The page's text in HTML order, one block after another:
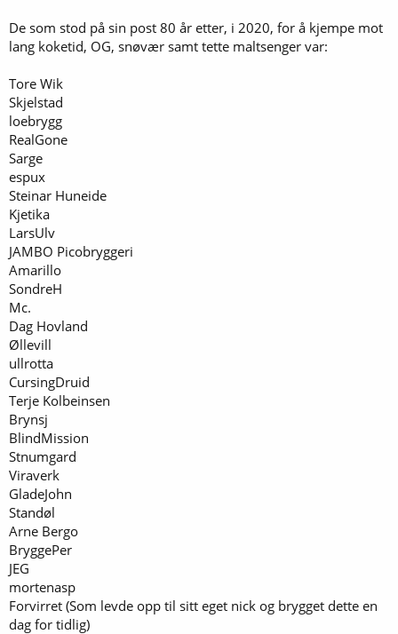
De som stod på sin post 80 år etter, i 2020, for å kjempe mot
lang koketid, OG, snøvær samt tette maltsenger var:
Tore Wik
Skjelstad
loebrygg
RealGone
Sarge
espux
Steinar Huneide
Kjetika
LarsUlv
JAMBO Picobryggeri
Amarillo
SondreH
Mc.
Dag Hovland
Øllevill
ullrotta
CursingDruid
Terje Kolbeinsen
Brynsj
BlindMission
Stnumgard
Viraverk
GladeJohn
Standøl
Arne Bergo
BryggePer
JEG
mortenasp
Forvirret (Som levde opp til sitt eget nick og brygget dette en
dag for tidlig)